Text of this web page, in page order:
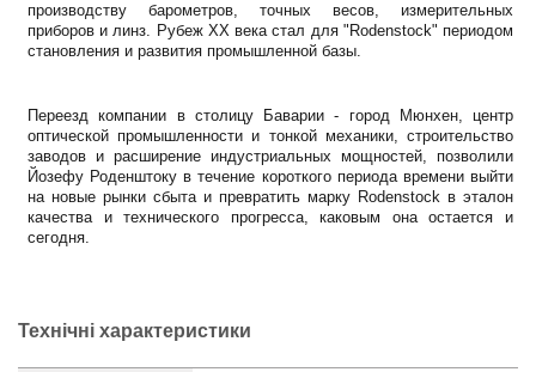
производству барометров, точных весов, измерительных
приборов и линз. Рубеж XX века стал для "Rodenstock" периодом
становления и развития промышленной базы.
Переезд компании в столицу Баварии - город Мюнхен, центр
оптической промышленности и тонкой механики, строительство
заводов и расширение индустриальных мощностей, позволили
Йозефу Роденштоку в течение короткого периода времени выйти
на новые рынки сбыта и превратить марку Rodenstock в эталон
качества и технического прогресса, каковым она остается и
сегодня.
Технічні характеристики